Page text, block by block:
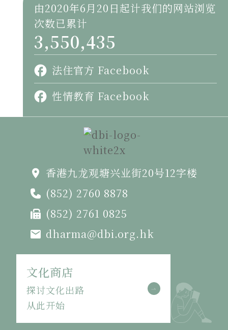
由2020年6月20日起计我们的网站浏览
次数已累计
3,550,435
法住官方 Facebook
性情教育 Facebook
香港九龙观塘兴业街20号12字楼
(852) 2760 8878
(852) 2761 0825
dharma@dbi.org.hk
文化商店
探讨文化出路
从此开始